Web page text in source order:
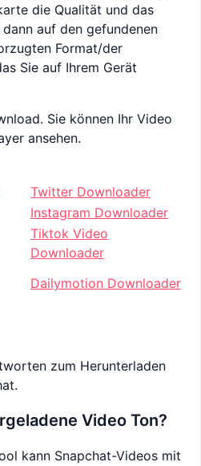
die Qualität und das
auf den gefundenen
Format/der
Sie auf Ihrem Gerät
Sie können Ihr Video
ansehen.
Twitter Downloader
Instagram Downloader
Tiktok Video
Downloader
Dailymotion Downloader
zum Herunterladen
Video Ton?
kann Snapchat-Videos mit